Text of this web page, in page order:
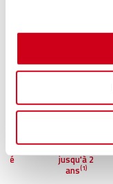
Garantie
jusqu'à 2
ans(1)